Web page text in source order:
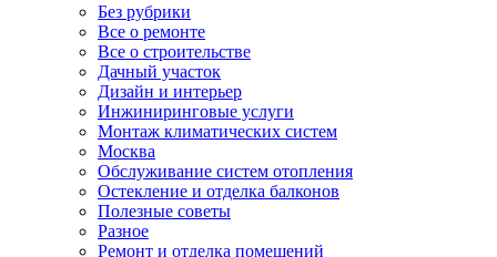
Без рубрики
Все о ремонте
Все о строительстве
Дачный участок
Дизайн и интерьер
Инжиниринговые услуги
Монтаж климатических систем
Москва
Обслуживание систем отопления
Остекление и отделка балконов
Полезные советы
Разное
Ремонт и отделка помещений